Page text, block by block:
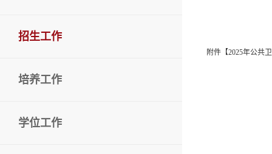
招生工作
培养工作
学位工作
附件【2025年公共